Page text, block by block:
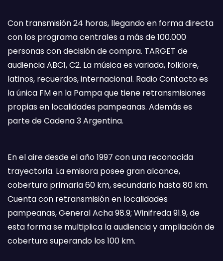
Con transmisión 24 horas, llegando en forma directa
con los programa centrales a más de 100.000
personas con decisión de compra. TARGET de
audiencia ABC1, C2. La música es variada, folklore,
latinos, recuerdos, internacional. Radio Contacto es
la única FM en la Pampa que tiene retransmisiones
propias en localidades pampeanas. Además es
parte de Cadena 3 Argentina.
En el aire desde el año 1997 con una reconocida
trayectoria. La emisora posee gran alcance,
cobertura primaria 60 km, secundario hasta 80 km.
Cuenta con retransmisión en localidades
pampeanas, General Acha 98.9; Winifreda 91.9, de
esta forma se multiplica la audiencia y ampliación de
cobertura superando los 100 km.